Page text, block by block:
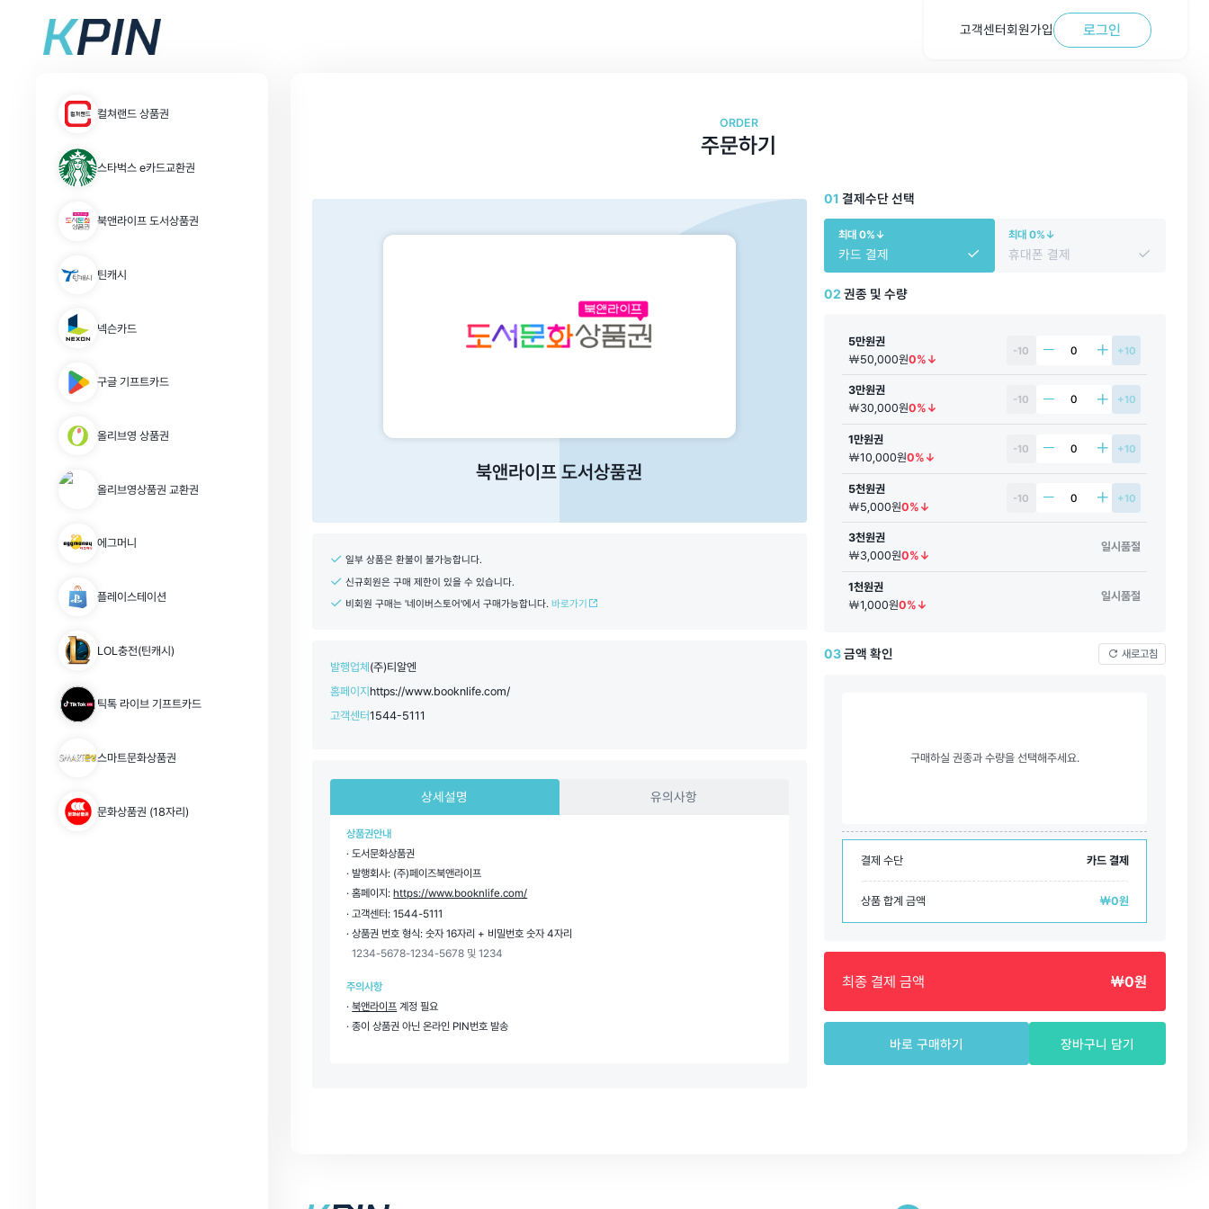
고객센터회원가입 로그인
컬쳐랜드 상품권
스타벅스 e카드교환권
북앤라이프 도서상품권
틴캐시
넥슨카드
구글 기프트카드
올리브영 상품권
올리브영상품권 교환권
에그머니
플레이스테이션
LOL충전(틴캐시)
틱톡 라이브 기프트카드
스마트문화상품권
문화상품권 (18자리)
ORDER
주문하기
북앤라이프 도서상품권
일부 상품은 환불이 불가능합니다.
신규회원은 구매 제한이 있을 수 있습니다.
비회원 구매는 '네이버스토어'에서 구매가능합니다. 바로가기
발행업체 (주)티알엔
홈페이지https://www.booknlife.com/
고객센터1544-5111
01 결제수단 선택
최대 0%↓
카드 결제
최대 0%↓
휴대폰 결제
02 권종 및 수량
5만원권
￦50,000원0%↓
-10 +10
3만원권
￦30,000원0%↓
-10 +10
1만원권
￦10,000원0%↓
-10 +10
5천원권
￦5,000원0%↓
-10 +10
3천원권
￦3,000원0%↓
일시품절
1천원권
￦1,000원0%↓
일시품절
03금액 확인 새로고침
구매하실 권종과 수량을 선택해주세요.
결제 수단 카드 결제
상품 합계 금액 ￦0원
최종 결제 금액 ￦0원
바로 구매하기 장바구니 담기
상세설명 유의사항
상품권안내
· 도서문화상품권
· 발행회사: (주)페이즈북앤라이프
· 홈페이지: https://www.booknlife.com/
· 고객센터: 1544-5111
· 상품권 번호 형식: 숫자 16자리 + 비밀번호 숫자 4자리
1234-5678-1234-5678 및 1234
주의사항
·북앤라이프 계정 필요
· 종이 상품권 아닌 온라인 PIN번호 발송